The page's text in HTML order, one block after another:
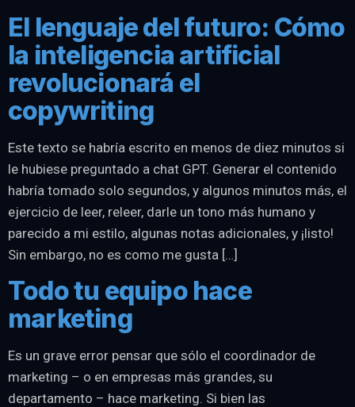
El lenguaje del futuro: Cómo
la inteligencia artificial
revolucionará el
copywriting
Este texto se habría escrito en menos de diez minutos si
le hubiese preguntado a chat GPT. Generar el contenido
habría tomado solo segundos, y algunos minutos más, el
ejercicio de leer, releer, darle un tono más humano y
parecido a mi estilo, algunas notas adicionales, y ¡listo!
Sin embargo, no es como me gusta […]
Todo tu equipo hace
marketing
Es un grave error pensar que sólo el coordinador de
marketing – o en empresas más grandes, su
departamento – hace marketing. Si bien las